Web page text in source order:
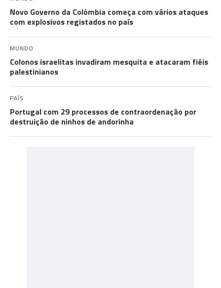
Novo Governo da Colômbia começa com vários ataques
com explosivos registados no país
MUNDO
Colonos israelitas invadiram mesquita e atacaram fiéis
palestinianos
PAÍS
Portugal com 29 processos de contraordenação por
destruição de ninhos de andorinha